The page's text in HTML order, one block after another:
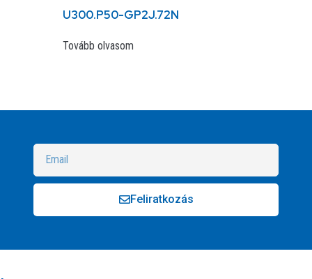
U300.P50-GP2J.72N
Tovább olvasom
Feliratkozás